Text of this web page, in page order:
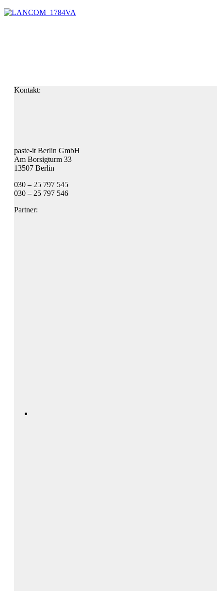
Kontakt:
paste-it Berlin GmbH
Am Borsigturm 33
13507 Berlin
030 – 25 797 545
030 – 25 797 546
Partner: